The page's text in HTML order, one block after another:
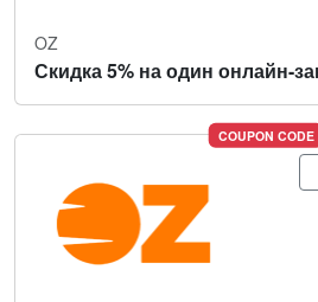
OZ
Скидка 5% на один онлайн-
COUPON CODE